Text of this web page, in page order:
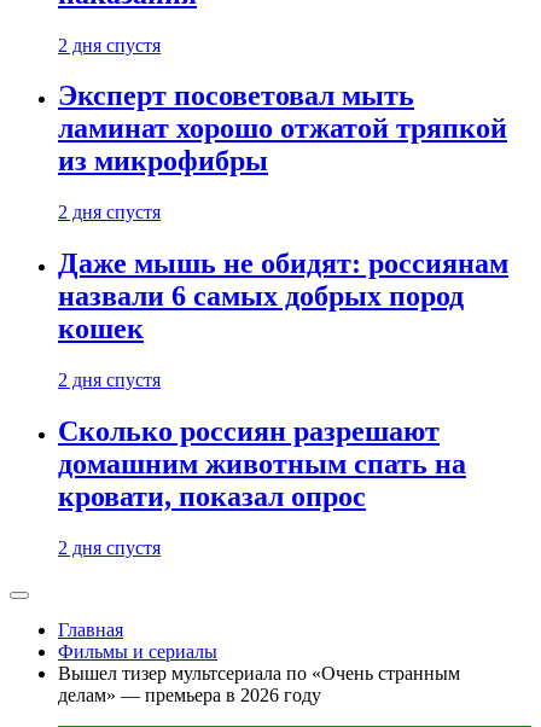
2 дня спустя
Эксперт посоветовал мыть
ламинат хорошо отжатой тряпкой
из микрофибры
2 дня спустя
Даже мышь не обидят: россиянам
назвали 6 самых добрых пород
кошек
2 дня спустя
Сколько россиян разрешают
домашним животным спать на
кровати, показал опрос
2 дня спустя
Главная
Фильмы и сериалы
Вышел тизер мультсериала по «Очень странным
делам» — премьера в 2026 году